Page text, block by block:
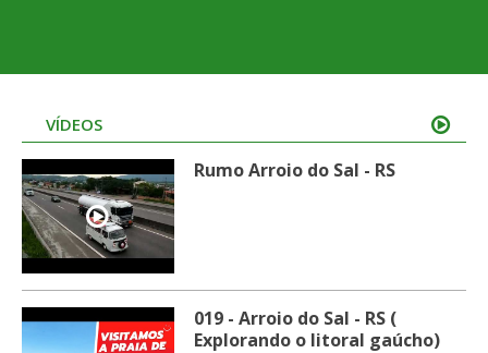
VÍDEOS
Rumo Arroio do Sal - RS
019 - Arroio do Sal - RS (
Explorando o litoral gaúcho)